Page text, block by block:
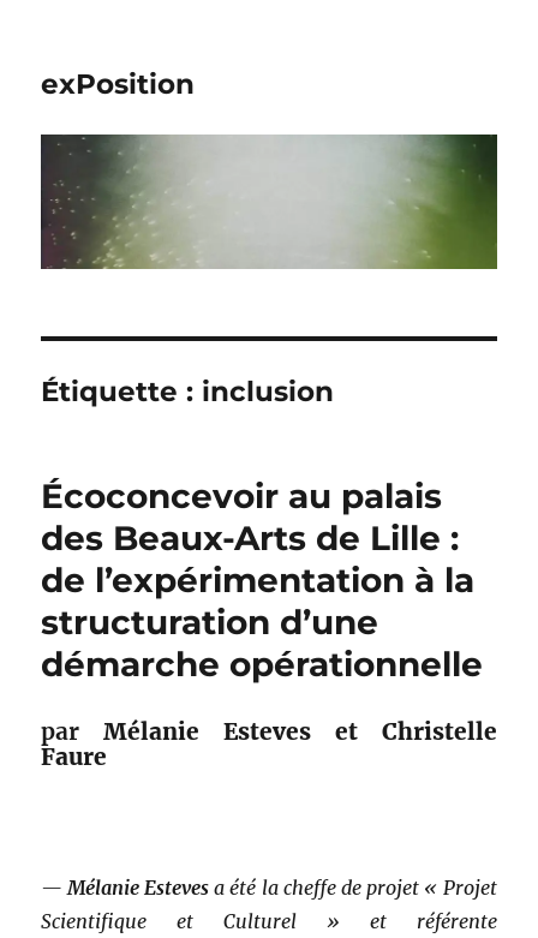
exPosition
Étiquette : inclusion
Écoconcevoir au palais
des Beaux-Arts de Lille :
de l’expérimentation à la
structuration d’une
démarche opérationnelle
parMélanie Esteves et Christelle
Faure
—Mélanie Estevesa été la cheffe de projet « Projet
Scientifique et Culturel » et référente